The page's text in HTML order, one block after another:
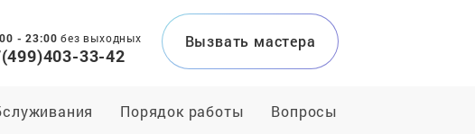
- 23:00без выходных
33-42
Вызвать мастера
Порядок работы Вопросы